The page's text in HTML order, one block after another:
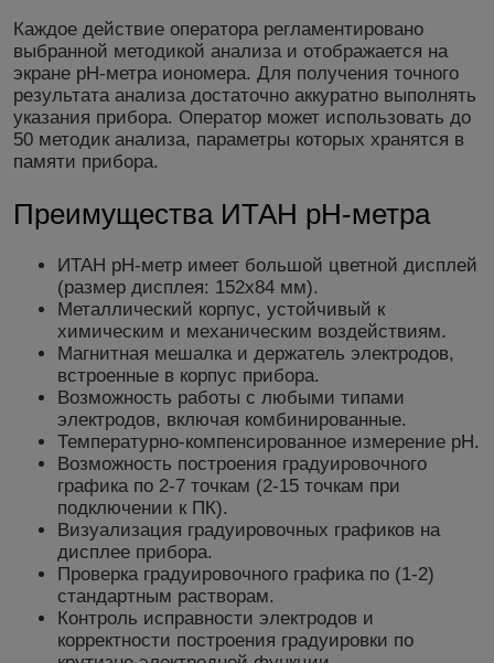
Каждое действие оператора регламентировано
выбранной методикой анализа и отображается на
экране pH-метра иономера. Для получения точного
результата анализа достаточно аккуратно выполнять
указания прибора. Оператор может использовать до
50 методик анализа, параметры которых хранятся в
памяти прибора.
Преимущества ИТАН pH-метра
ИТАН pH-метр имеет большой цветной дисплей
(размер дисплея: 152х84 мм).
Металлический корпус, устойчивый к
химическим и механическим воздействиям.
Магнитная мешалка и держатель электродов,
встроенные в корпус прибора.
Возможность работы с любыми типами
электродов, включая комбинированные.
Температурно-компенсированное измерение рН.
Возможность построения градуировочного
графика по 2-7 точкам (2-15 точкам при
подключении к ПК).
Визуализация градуировочных графиков на
дисплее прибора.
Проверка градуировочного графика по (1-2)
стандартным растворам.
Контроль исправности электродов и
корректности построения градуировки по